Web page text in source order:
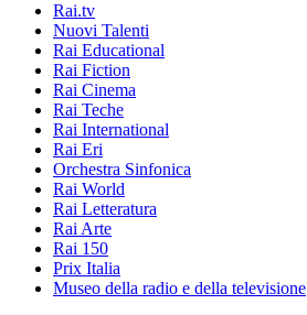
Rai.tv
Nuovi Talenti
Rai Educational
Rai Fiction
Rai Cinema
Rai Teche
Rai International
Rai Eri
Orchestra Sinfonica
Rai World
Rai Letteratura
Rai Arte
Rai 150
Prix Italia
Museo della radio e della televisione